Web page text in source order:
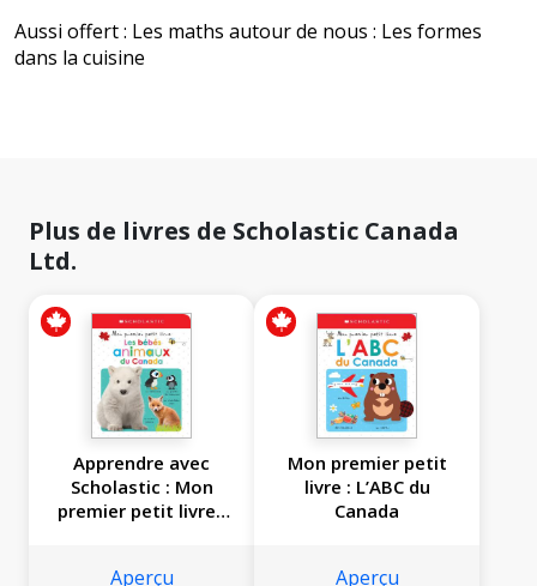
Aussi offert : Les maths autour de nous : Les formes
dans la cuisine
Plus de livres de Scholastic Canada
Ltd.
Apprendre avec
Scholastic : Mon
premier petit livre :
Aperçu
Mon premier petit
livre : L’ABC du
Canada
Aperçu